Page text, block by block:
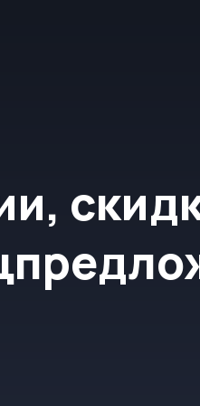
скидки